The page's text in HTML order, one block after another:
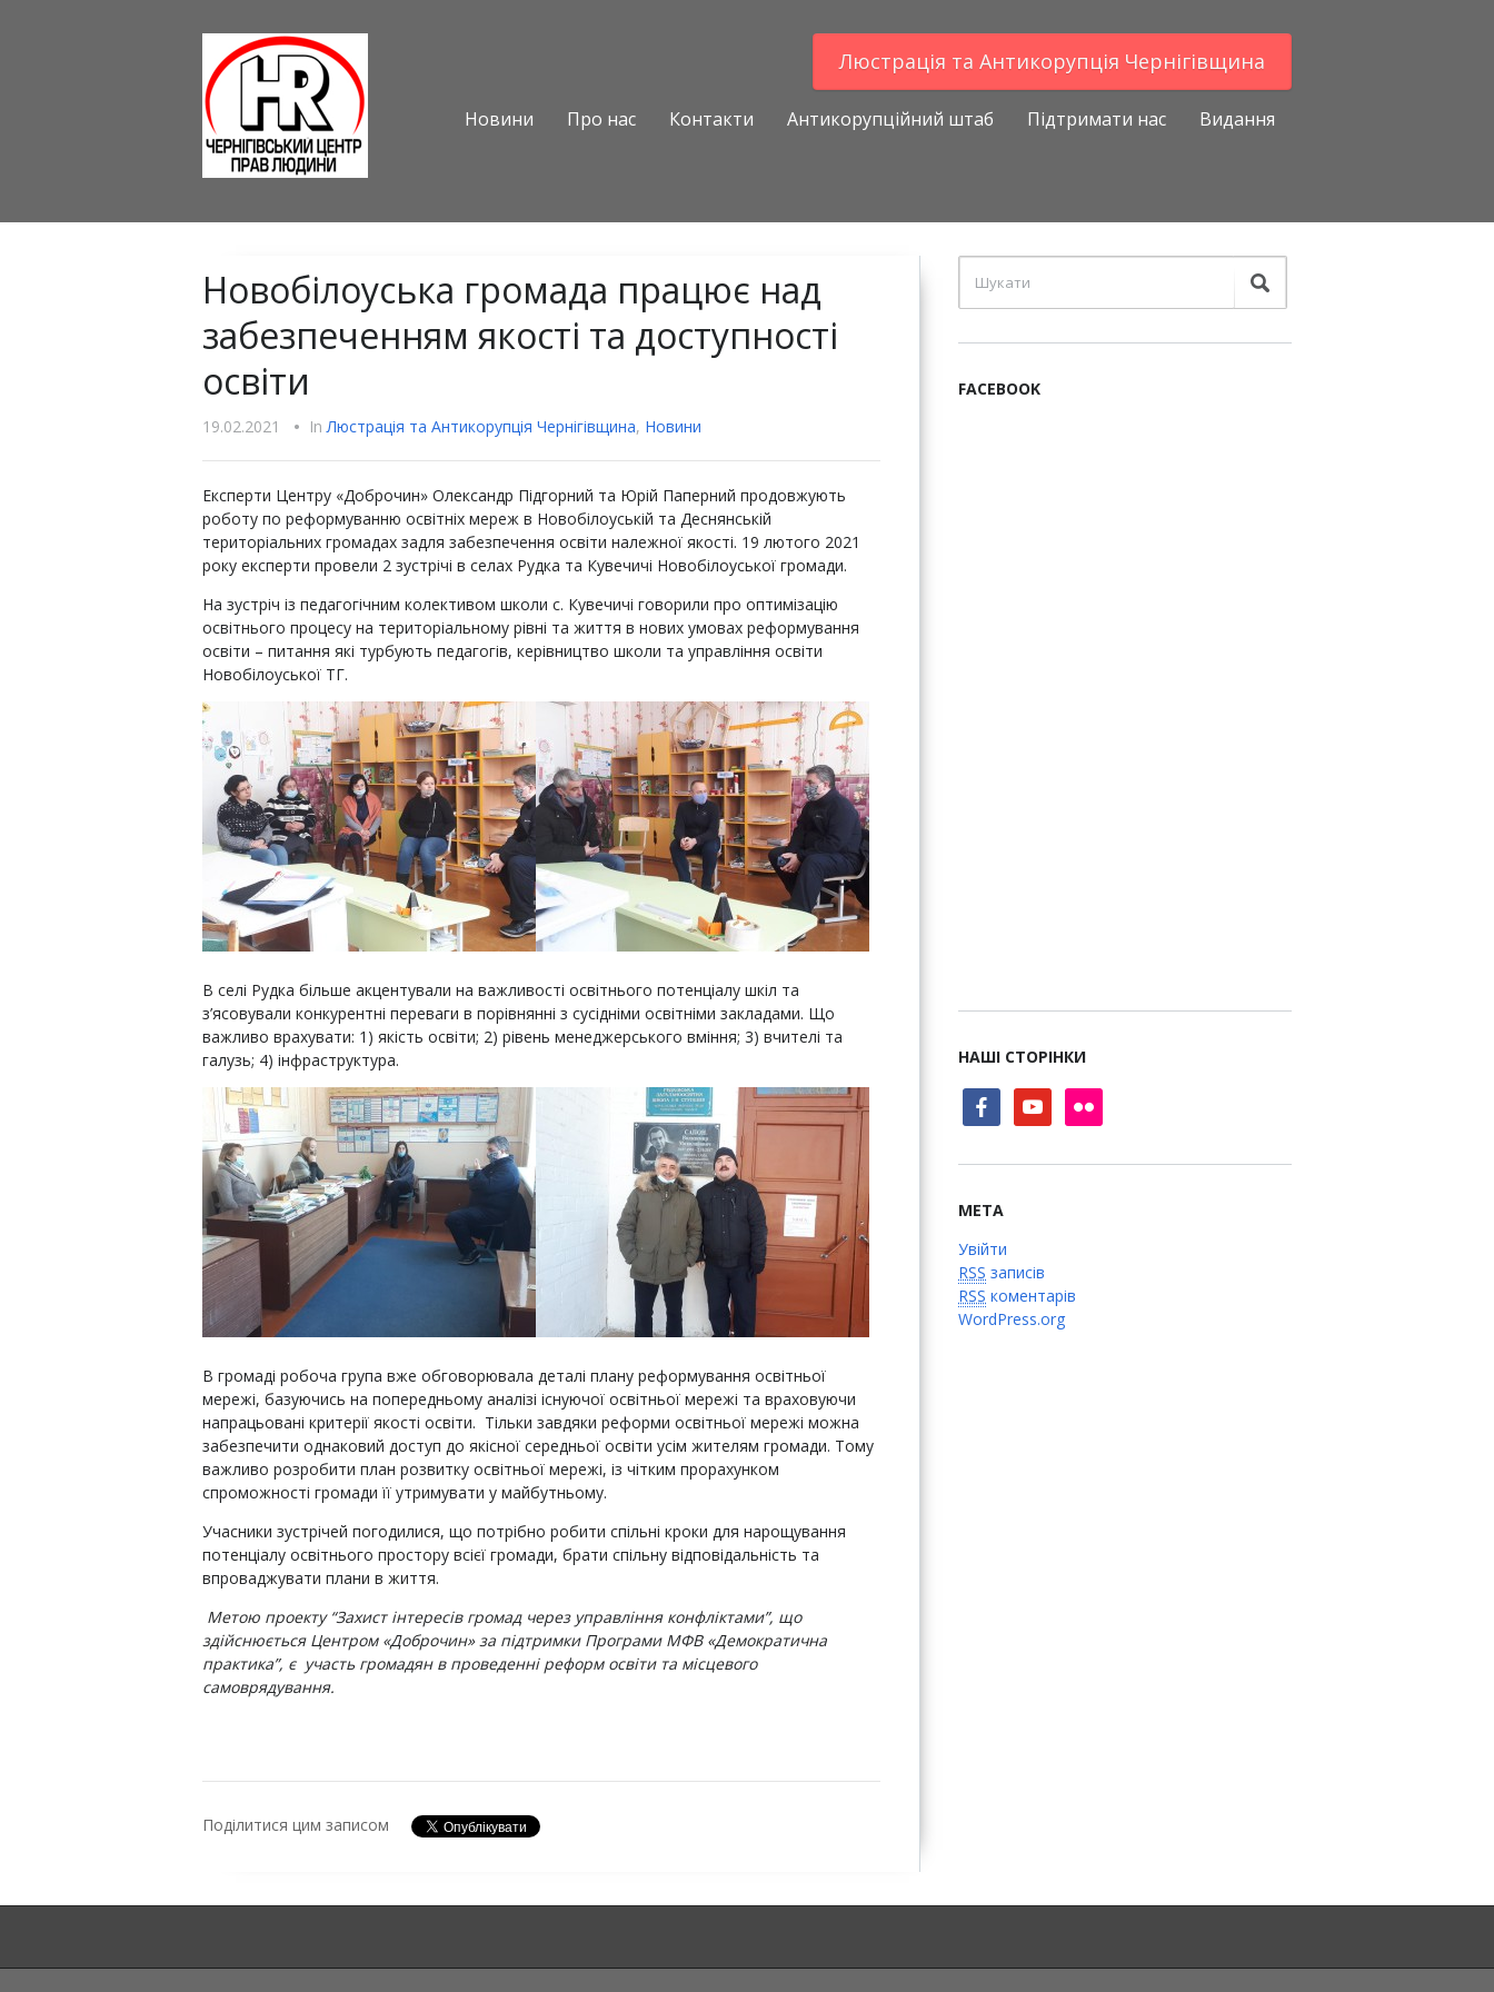
Люстрацiя та Антикорупцiя Чернігівщина
Новини Про нас Контакти Антикорупційний штаб Підтримати нас Видання
Новобілоуська громада працює над
забезпеченням якості та доступності
освіти
19.02.2021 • InЛюстрацiя та Антикорупцiя Чернігівщина, Новини
Експерти Центру «Доброчин» Олександр Підгорний та Юрій Паперний продовжують
роботу по реформуванню освітніх мереж в Новобілоуській та Деснянській
територіальних громадах задля забезпечення освіти належної якості. 19 лютого 2021
року експерти провели 2 зустрічі в селах Рудка та Кувечичі Новобілоуської громади.
На зустріч із педагогічним колективом школи с. Кувечичі говорили про оптимізацію
освітнього процесу на територіальному рівні та життя в нових умовах реформування
освіти – питання які турбують педагогів, керівництво школи та управління освіти
Новобілоуської ТГ.
В селі Рудка більше акцентували на важливості освітнього потенціалу шкіл та
з’ясовували конкурентні переваги в порівнянні з сусідніми освітніми закладами. Що
важливо врахувати: 1) якість освіти; 2) рівень менеджерського вміння; 3) вчителі та
галузь; 4) інфраструктура.
В громаді робоча група вже обговорювала деталі плану реформування освітньої
мережі, базуючись на попередньому аналізі існуючої освітньої мережі та враховуючи
напрацьовані критерії якості освіти. Тільки завдяки реформи освітньої мережі можна
забезпечити однаковий доступ до якісної середньої освіти усім жителям громади. Тому
важливо розробити план розвитку освітньої мережі, із чітким прорахунком
спроможності громади її утримувати у майбутньому.
Учасники зустрічей погодилися, що потрібно робити спільні кроки для нарощування
потенціалу освітнього простору всієї громади, брати спільну відповідальність та
впроваджувати плани в життя.
Метою проекту “Захист інтересів громад через управління конфліктами”, що
здійснюється Центром «Доброчин» за підтримки Програми МФВ «Демократична
практика”, є участь громадян в проведенні реформ освіти та місцевого
самоврядування.
Поділитися цим записом
FACEBOOK
НАШІ СТОРІНКИ
facebookyoutube flickr
МЕТА
Увійти
RSS записів
RSS коментарів
WordPress.org